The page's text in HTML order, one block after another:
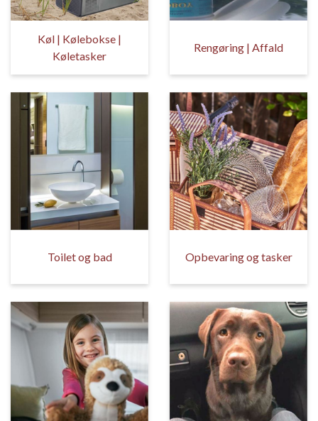
Køl | Kølebokse |
Køletasker
Rengøring | Affald
Toilet og bad Opbevaring og tasker